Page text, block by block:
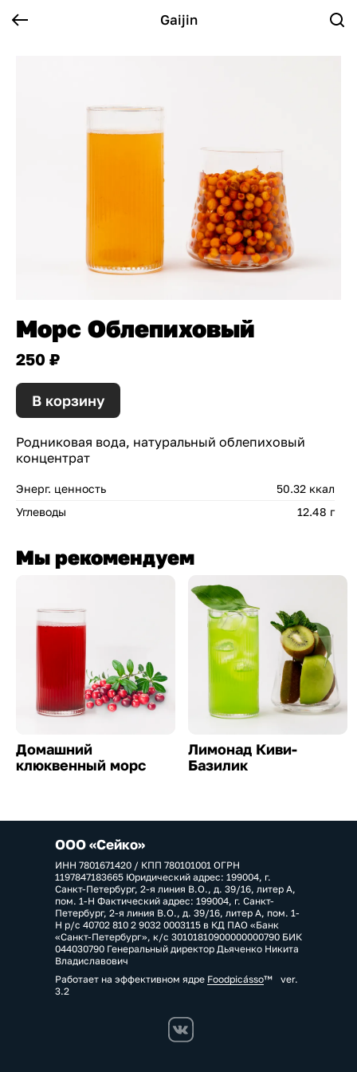
Gaijin
Морс Облепиховый
250 ₽
В корзину
Родниковая вода, натуральный облепиховый
концентрат
Энерг. ценность
50.32 ккал
Углеводы
12.48 г
Мы рекомендуем
Домашний
клюквенный морс
Лимонад Киви-
Базилик
ООО «Сейко»
ИНН 7801671420 / КПП 780101001 ОГРН
1197847183665 Юридический адрес: 199004, г.
Санкт-Петербург, 2-я линия В.О., д. 39/16, литер А,
пом. 1-Н Фактический адрес: 199004, г. Санкт-
Петербург, 2-я линия В.О., д. 39/16, литер А, пом. 1-
Н р/с 40702 810 2 9032 0003115 в КД ПАО «Банк
«Санкт-Петербург», к/с 30101810900000000790 БИК
044030790 Генеральный директор Дьяченко Никита
Владиславович
Работает на эффективном ядре Foodpicássover.
3.2